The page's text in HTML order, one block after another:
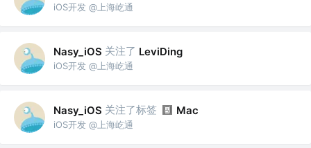
iOS开发 @上海屹通
Nasy_iOS 关注了 LeviDing
iOS开发 @上海屹通
Nasy_iOS 关注了标签 Mac
iOS开发 @上海屹通